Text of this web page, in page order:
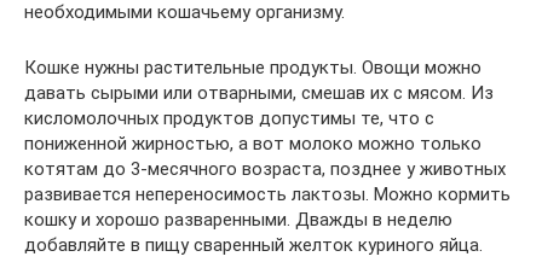
необходимыми кошачьему организму.
Кошке нужны растительные продукты. Овощи можно
давать сырыми или отварными, смешав их с мясом. Из
кисломолочных продуктов допустимы те, что с
пониженной жирностью, а вот молоко можно только
котятам до 3-месячного возраста, позднее у животных
развивается непереносимость лактозы. Можно кормить
кошку и хорошо разваренными. Дважды в неделю
добавляйте в пищу сваренный желток куриного яйца.